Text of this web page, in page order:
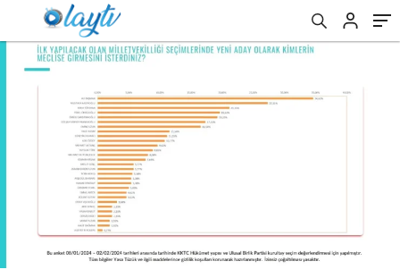
Yeniden Cumhurbaşkanı Olarak Görülmek
İstiyor
çift